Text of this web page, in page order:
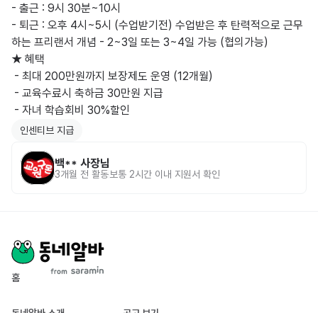
- 출근 : 9시 30분~10시
- 퇴근 : 오후 4시~5시 (수업받기전) 수업받은 후 탄력적으로 근무
하는 프리랜서 개념 - 2~3일 또는 3~4일 가능 (협의가능)
★ 혜택
인센티브 지급
백** 사장님
3개월 전 활동보통 2시간 이내 지원서 확인
홈